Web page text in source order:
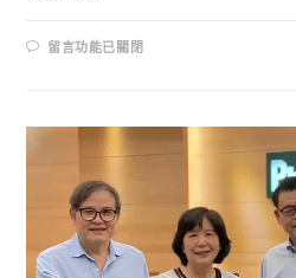
留言功能已關閉